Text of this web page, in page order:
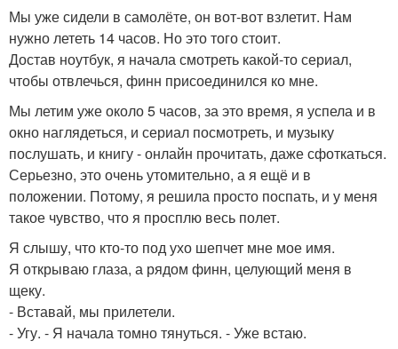
Мы уже сидели в самолёте, он вот-вот взлетит. Нам
нужно лететь 14 часов. Но это того стоит.
Достав ноутбук, я начала смотреть какой-то сериал,
чтобы отвлечься, финн присоединился ко мне.
Мы летим уже около 5 часов, за это время, я успела и в
окно наглядеться, и сериал посмотреть, и музыку
послушать, и книгу - онлайн прочитать, даже сфоткаться.
Серьезно, это очень утомительно, а я ещё и в
положении. Потому, я решила просто поспать, и у меня
такое чувство, что я просплю весь полет.
Я слышу, что кто-то под ухо шепчет мне мое имя.
Я открываю глаза, а рядом финн, целующий меня в
щеку.
- Вставай, мы прилетели.
- Угу. - Я начала томно тянуться. - Уже встаю.